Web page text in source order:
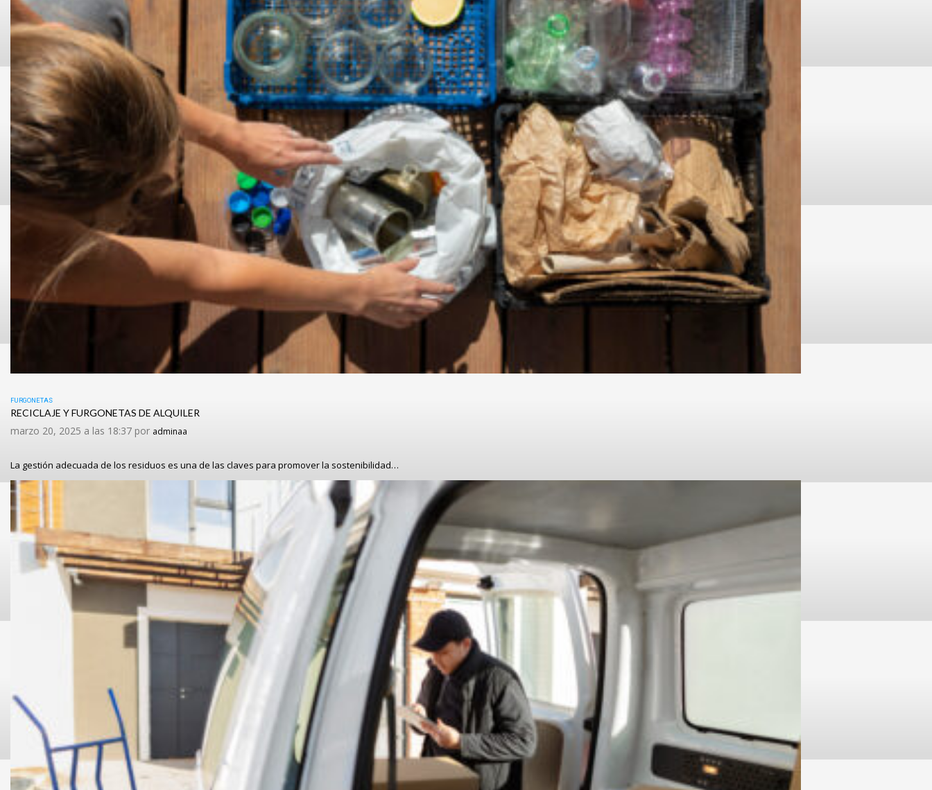
FURGONETAS
RECICLAJE Y FURGONETAS DE ALQUILER
marzo 20, 2025 a las 18:37 por adminaa
La gestión adecuada de los residuos es una de las claves para promover la sostenibilidad…